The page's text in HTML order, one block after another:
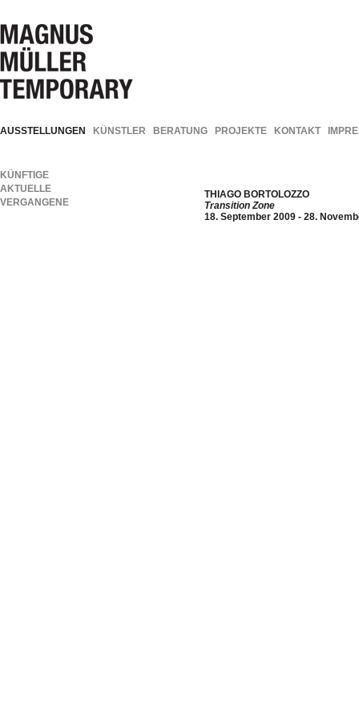
AUSSTELLUNGEN KÜNSTLER BERATUNG PROJEKTE KONTAKT
KÜNFTIGE
AKTUELLE
VERGANGENE
THIAGO BORTOLOZZO
Transition Zone
18. September 2009 - 28.